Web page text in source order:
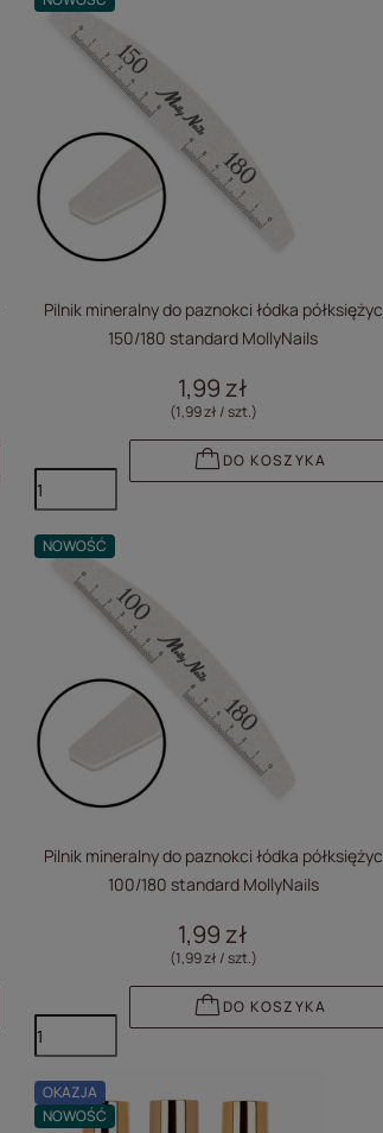
Pilnik mineralny do paznokci łódka półksiężyc
150/180 standard MollyNails
1,99 zł
(1,99 zł / szt.)
DO KOSZYKA
NOWOŚĆ
Pilnik mineralny do paznokci łódka półksiężyc
100/180 standard MollyNails
1,99 zł
(1,99 zł / szt.)
DO KOSZYKA
OKAZJA
NOWOŚĆ